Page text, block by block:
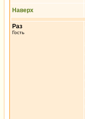
Наверх
Раз
Гость